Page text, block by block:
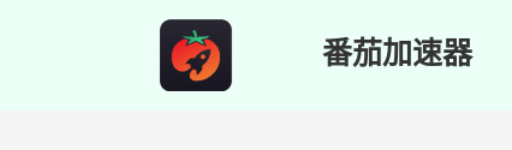
番茄加速器